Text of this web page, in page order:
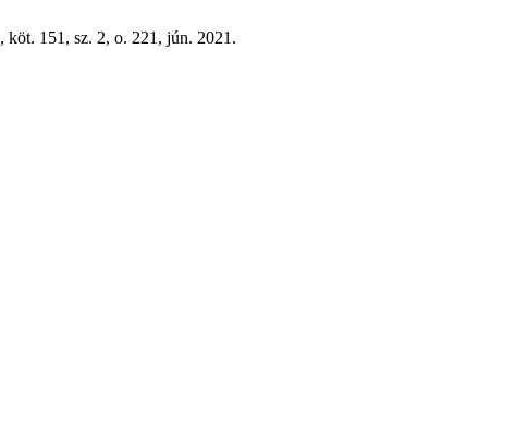
, köt. 151, sz. 2, o. 221, jún. 2021.